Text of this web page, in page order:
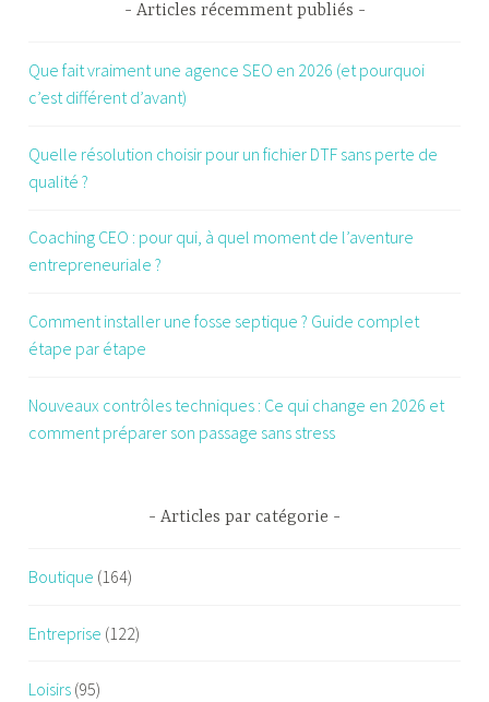
Articles récemment publiés
Que fait vraiment une agence SEO en 2026 (et pourquoi
c’est différent d’avant)
Quelle résolution choisir pour un fichier DTF sans perte de
qualité ?
Coaching CEO : pour qui, à quel moment de l’aventure
entrepreneuriale ?
Comment installer une fosse septique ? Guide complet
étape par étape
Nouveaux contrôles techniques : Ce qui change en 2026 et
comment préparer son passage sans stress
Articles par catégorie
Boutique (164)
Entreprise (122)
Loisirs (95)